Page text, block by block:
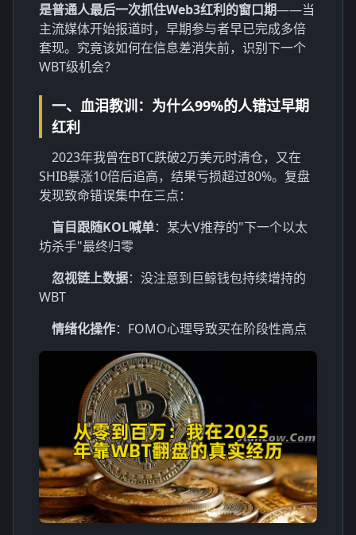
是普通人最后一次抓住Web3红利的窗口期——当
主流媒体开始报道时，早期参与者早已完成多倍
套现。究竟该如何在信息差消失前，识别下一个
WBT级机会？
一、血泪教训：为什么99%的人错过早期
红利
2023年我曾在BTC跌破2万美元时清仓，又在
SHIB暴涨10倍后追高，结果亏损超过80%。复盘
发现致命错误集中在三点：
盲目跟随KOL喊单：某大V推荐的"下一个以太
坊杀手"最终归零
忽视链上数据：没注意到巨鲸钱包持续增持的
WBT
情绪化操作：FOMO心理导致买在阶段性高点